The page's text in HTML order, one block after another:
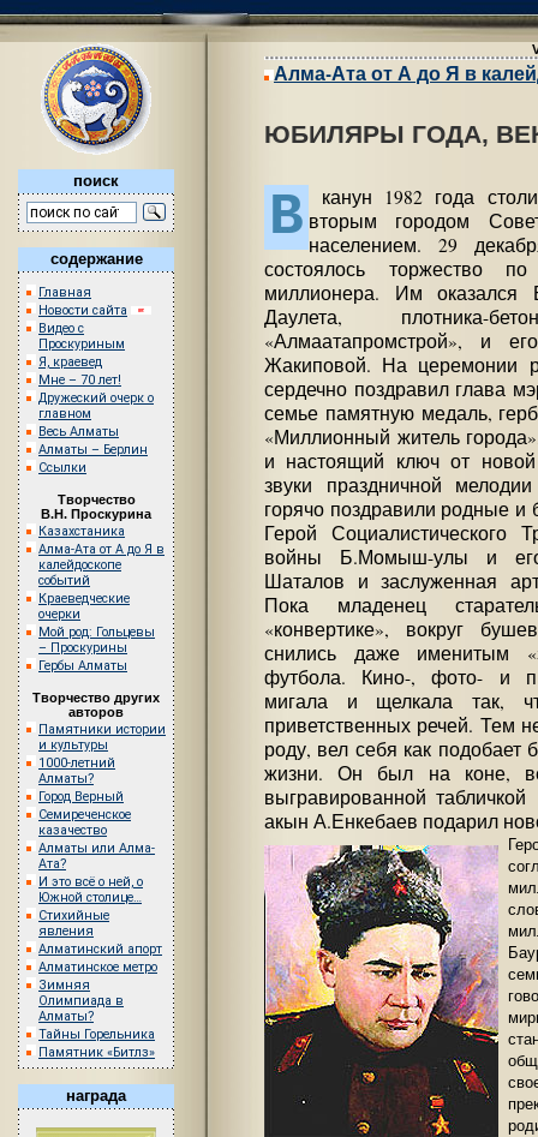
поиск
содержание
Главная
Новости сайта
Видео с
Проскуриным
Я, краевед
Мне – 70 лет!
Дружеский очерк о
главном
Весь Алматы
Алматы – Берлин
Ссылки
Творчество
В.Н. Проскурина
Казахстаника
Алма-Ата от А до Я в
калейдоскопе
событий
Краеведческие
очерки
Мой род: Гольцевы
– Проскурины
Гербы Алматы
Творчество других
авторов
Памятники истории
и культуры
1000-летний
Алматы?
Город Верный
Семиреченское
казачество
Алматы или Алма-
Ата?
И это всё о ней, о
Южной столице…
Стихийные
явления
Алматинский апорт
Алматинское метро
Зимняя
Олимпиада в
Алматы?
Тайны Горельника
Памятник «Битлз»
награда
Алма-Ата от А до Я в
ЮБИЛЯРЫ ГОДА,
В
канун 1982 года
вторым городом
населением. 29
состоялось торжество
миллионера. Им
Даулета, плотника-
«Алмаатапромстрой», и
Жакиповой. На церемонии
сердечно поздравил глава
семье памятную медаль,
«Миллионный житель
и настоящий ключ от
звуки праздничной
горячо поздравили родные
Герой Социалистического
войны Б.Момыш-улы и
Шаталов и заслуженная
Пока младенец
«конвертике», вокруг
снились даже именитым
футбола. Кино-, фото- и
мигала и щелкала так,
приветственных речей. Тем
роду, вел себя как
жизни. Он был на коне,
выгравированной
акын А.Енкебаев подарил